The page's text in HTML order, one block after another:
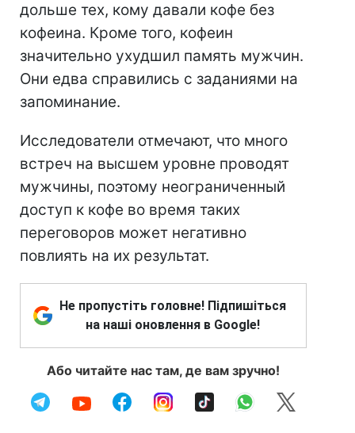
дольше тех, кому давали кофе без
кофеина. Кроме того, кофеин
значительно ухудшил память мужчин.
Они едва справились с заданиями на
запоминание.
Исследователи отмечают, что много
встреч на высшем уровне проводят
мужчины, поэтому неограниченный
доступ к кофе во время таких
переговоров может негативно
повлиять на их результат.
Не пропустіть головне! Підпишіться
на наші оновлення в Google!
Або читайте нас там, де вам зручно!